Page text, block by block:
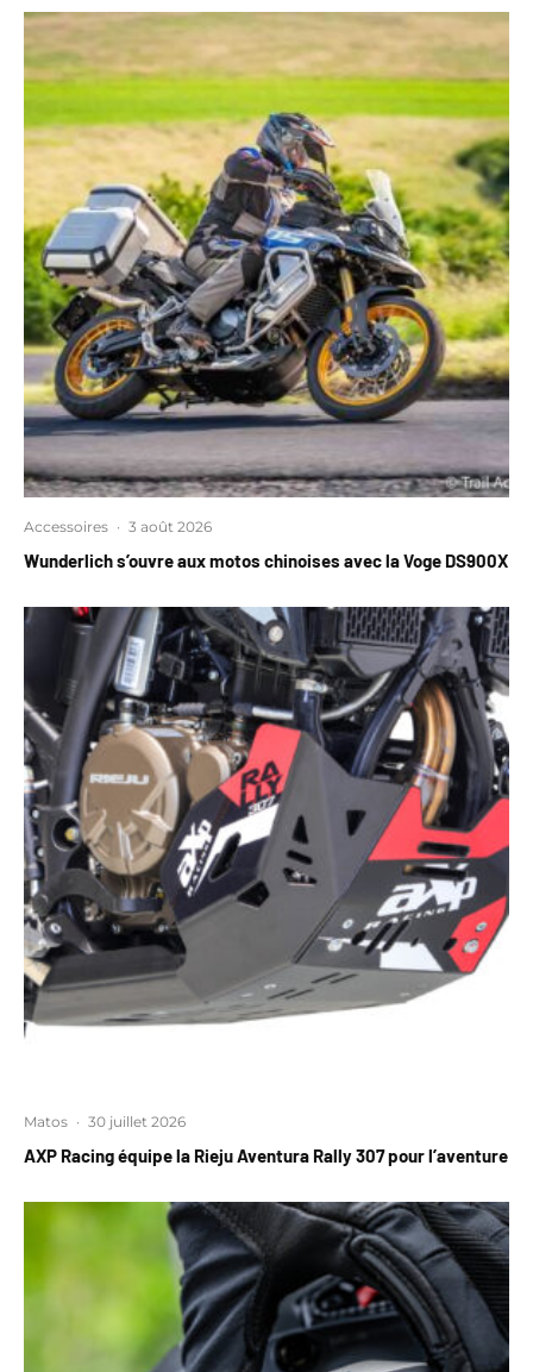
Accessoires · 3 août 2026
Wunderlich s’ouvre aux motos chinoises avec la Voge DS900X
Matos · 30 juillet 2026
AXP Racing équipe la Rieju Aventura Rally 307 pour l’aventure